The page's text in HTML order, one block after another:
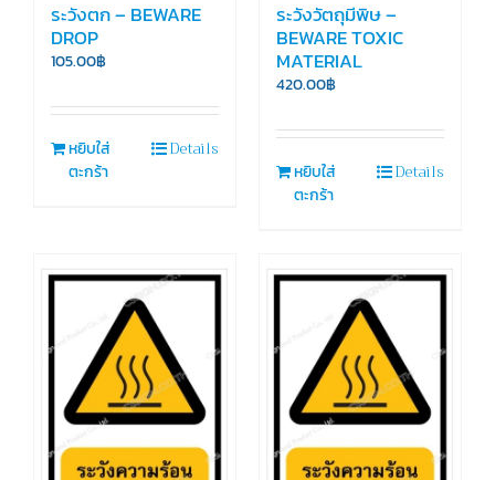
ระวังตก – BEWARE
DROP
105.00฿
หยิบใส่
ตะกร้า
Details
ระวังวัตถุมีพิษ –
BEWARE TOXIC
MATERIAL
420.00฿
หยิบใส่
ตะกร้า
Details